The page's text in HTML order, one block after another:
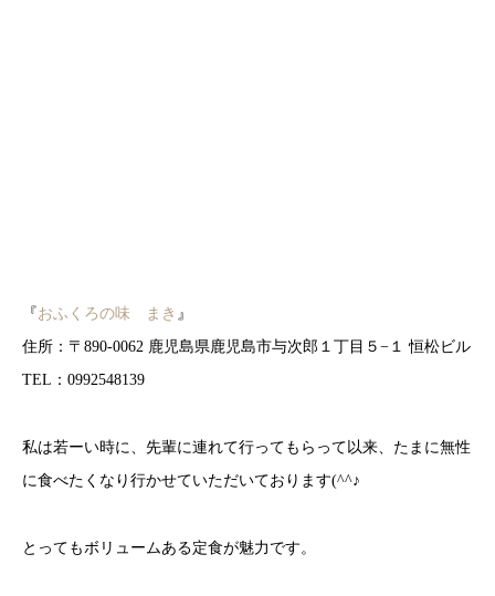
『 おふくろの味 まき 』
住所：〒890-0062 鹿児島県鹿児島市与次郎１丁目５−１ 恒松ビル
TEL：0992548139
私は若ーい時に、先輩に連れて行ってもらって以来、たまに無性
に食べたくなり行かせていただいております(^^♪
とってもボリュームある定食が魅力です。